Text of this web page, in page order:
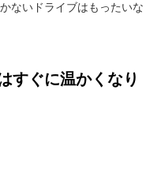
ないドライブはもったいな
すぐに温かくなり